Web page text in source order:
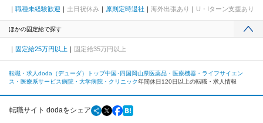
職種未経験歓迎
土日祝休み 原則定時退社 海外出張あり U・Iターン支援あり
ほかの固定給で探す
固定給25万円以上 固定給35万円以上
転職・求人doda（デューダ）トップ中国･四国 岡山県医薬品・医療機器・ライフサイエン
ス・医療系サービス病院・大学病院・クリニック年間休日120日以上の転職・求人情報
転職サイト dodaをシェア